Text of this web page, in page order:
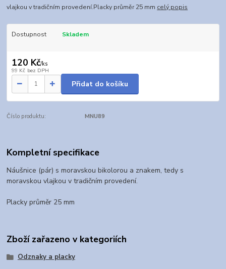
vlajkou v tradičním provedení.Placky průměr 25 mm celý popis
Dostupnost Skladem
120 Kč/ks
99 Kč bez DPH
Přidat do košíku
Číslo produktu: MNU89
Kompletní specifikace
Náušnice (pár) s moravskou bikolorou a znakem, tedy s
moravskou vlajkou v tradičním provedení.
Placky průměr 25 mm
Zboží zařazeno v kategoriích
Odznaky a placky